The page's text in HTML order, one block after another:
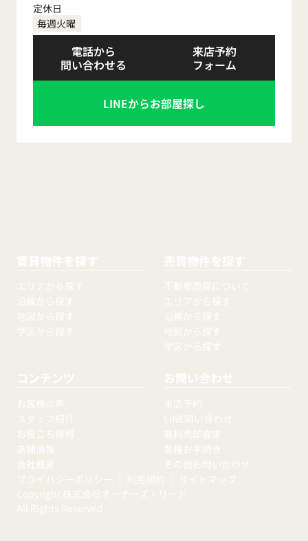
定休日
毎週火曜
電話から
問い合わせる
来店予約
フォーム
LINEからお部屋探し
賃貸物件を探す
エリアから探す
沿線から探す
地図から探す
学区から探す
売買物件を探す
不動産売買について
エリアから探す
沿線から探す
地図から探す
学区から探す
コンテンツ
お客様の声
スタッフ紹介
お役立ち情報
店舗情報
会社概要
お問い合わせ
来店予約
LINE問い合わせ
無料売却査定
各種お手続き
その他お問い合わせ
プライバシーポリシー
利用規約
サイトマップ
Copyright 株式会社オーナーズ・リード
All Rights Reserved.